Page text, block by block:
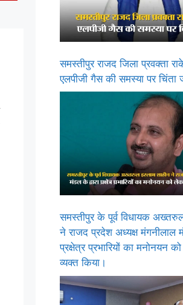
समस्तीपुर राजद जिला प्रवक्ता
एलपीजी गैस की समस्या पर चिंता
समस्तीपुर के पूर्व विधायक
ने राजद प्रदेश अध्यक्ष मंगनीलाल
प्रक्षेत्र प्रभारियों का मनोनयन
व्यक्त किया।